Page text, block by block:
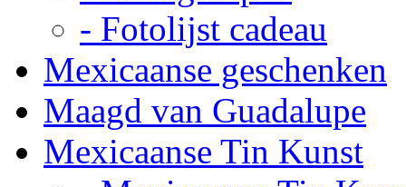
- Fotolijst cadeau
Mexicaanse geschenken
Maagd van Guadalupe
Mexicaanse Tin Kunst